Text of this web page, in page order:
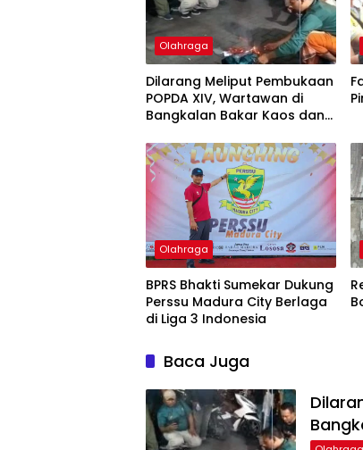
Olahraga
Dilarang Meliput Pembukaan
POPDA XIV, Wartawan di
Bangkalan Bakar Kaos dan
Olahraga
BPRS Bhakti Sumekar Dukung
Perssu Madura City Berlaga
di Liga 3 Indonesia
Baca Juga